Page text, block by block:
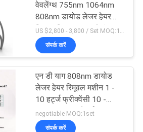
वेवलेंग्थ 755nm 1064nm
808nm डायोड लेजर हेयर
रिमूवल सिस्टम लक्जरी रंग
US $2,800 - 3,800 / Set MOQ:1sets
संपर्क करें
एन डी याग 808nm डायोड
लेजर हेयर रिमूवल मशीन 1 -
10 हर्ट्ज फ्रीक्वेंसी 10 -
300ms पल्स चौड़ाई
negotiable MOQ:1set
संपर्क करें